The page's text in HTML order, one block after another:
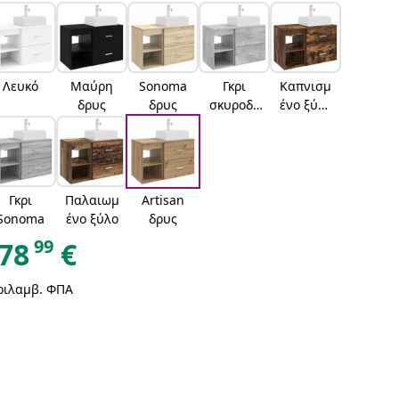
Λευκό
Μαύρη
δρυς
Sonoma
δρυς
Γκρι
σκυροδέ
Καπνισμ
ένο ξύλο
Γκρι
Παλαιωμ
ένο ξύλο
Artisan
δρυς
99 €
ΦΠΑ